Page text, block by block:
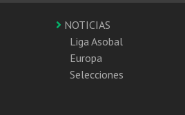
NOTICIAS
Liga Asobal
Europa
Selecciones